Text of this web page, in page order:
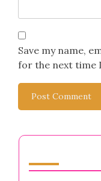
Save my name,
for the next time